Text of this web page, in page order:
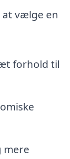
at vælge en
forhold til
mere